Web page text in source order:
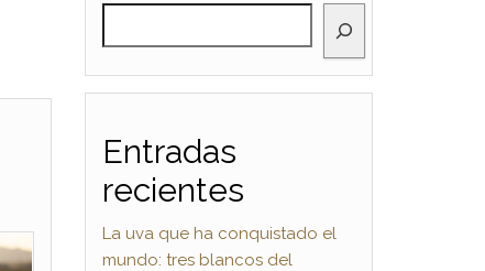
Entradas
recientes
La uva que ha conquistado el
mundo: tres blancos del